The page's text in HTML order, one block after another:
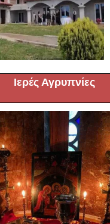
Ιερές Αγρυπνίες